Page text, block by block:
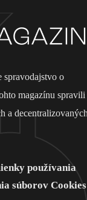
spravodajstvo o
magazínu spravili
a
používania
súborov Cookies